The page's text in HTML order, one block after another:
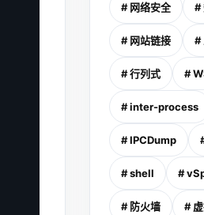
# 网络安全 #
# 网站链接 #
# 行列式 #
# inter-process
# IPCDump
# shell #
# 防火墙 #